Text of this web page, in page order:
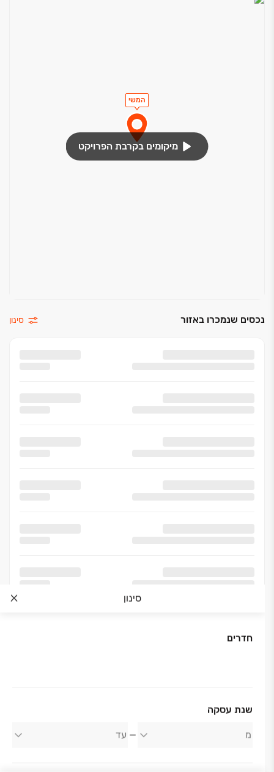
המשי
מיקומים בקרבת הפרויקט
נכסים שנמכרו באזור סינון
סינון
חדרים
שנת עסקה